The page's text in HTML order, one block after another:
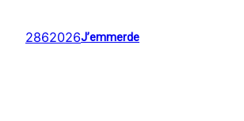
2862026J’emmerde